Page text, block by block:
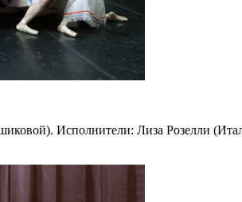
Исполнители: Лиза Розелли